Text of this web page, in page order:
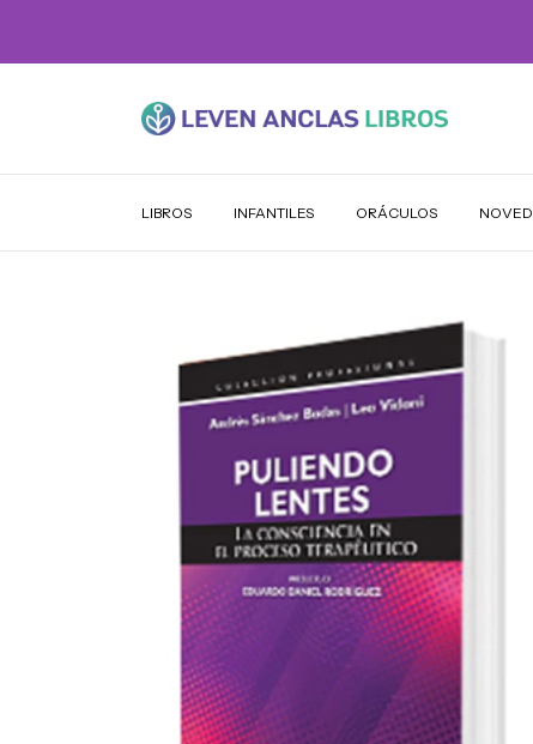
LIBROS INFANTILES ORÁCULOS